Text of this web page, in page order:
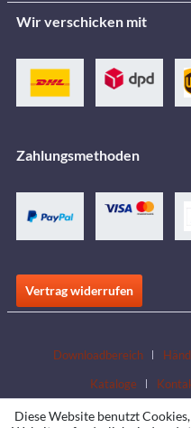
Wir verschicken mit
Zahlungsmethoden
Vertrag widerrufen
Downloadbereich
Kataloge
Diese Website benutzt